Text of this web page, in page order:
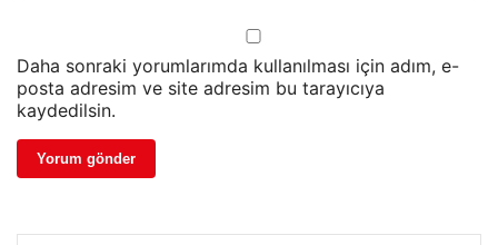
Daha sonraki yorumlarımda kullanılması için adım, e-
posta adresim ve site adresim bu tarayıcıya
kaydedilsin.